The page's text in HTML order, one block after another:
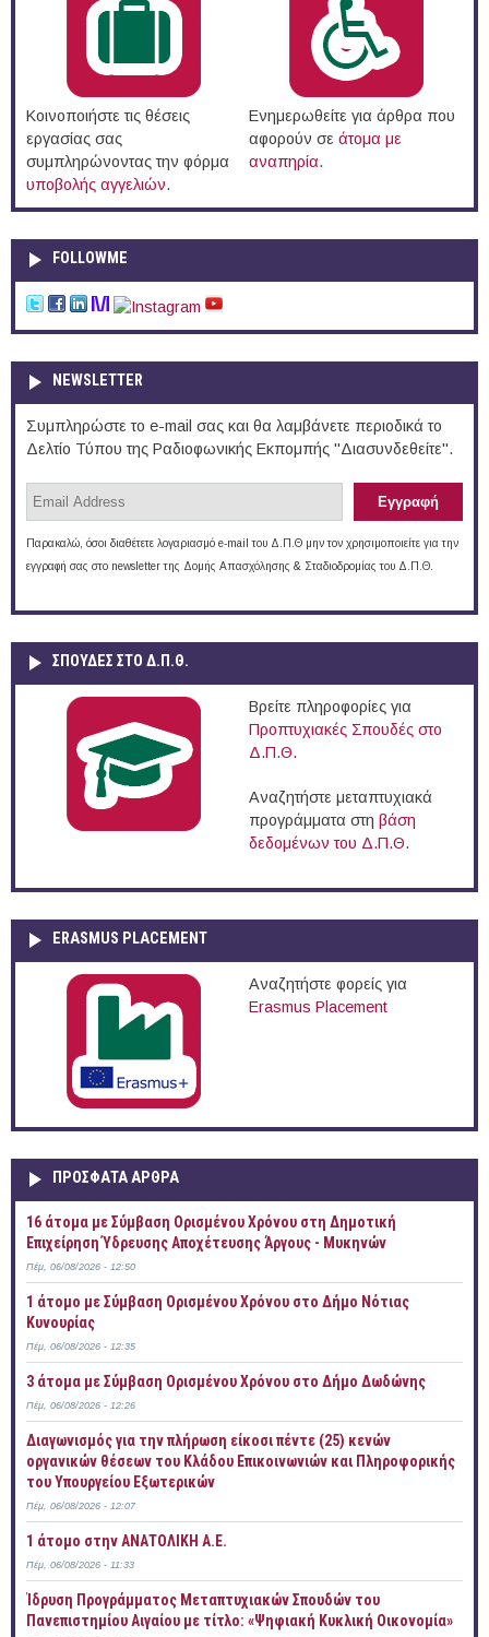
Κοινοποιήστε τις θέσεις
εργασίας σας
συμπληρώνοντας την φόρμα
υποβολής αγγελιών.
Ενημερωθείτε για άρθρα που
αφορούν σε άτομα με
αναπηρία.
FOLLOWME
NEWSLETTER
Συμπληρώστε το e-mail σας και θα λαμβάνετε περιοδικά το
Δελτίο Τύπου της Ραδιοφωνικής Εκπομπής "Διασυνδεθείτε".
Παρακαλώ, όσοι διαθέτετε λογαριασμό e-mail του Δ.Π.Θ μην τον χρησιμοποιείτε για την
εγγραφή σας στο newsletter της Δομής Απασχόλησης & Σταδιοδρομίας του Δ.Π.Θ.
ΣΠΟΥΔΈΣ ΣΤΟ Δ.Π.Θ.
Βρείτε πληροφορίες για
Προπτυχιακές Σπουδές στο
Δ.Π.Θ.
Αναζητήστε μεταπτυχιακά
προγράμματα στη βάση
δεδομένων του Δ.Π.Θ.
ERASMUS PLACEMENT
Αναζητήστε φορείς για
Erasmus Placement
ΠΡOΣΦΑΤΑ AΡΘΡΑ
16 άτομα με Σύμβαση Ορισμένου Χρόνου στη Δημοτική
Επιχείρηση Ύδρευσης Αποχέτευσης Άργους - Μυκηνών
Πέμ, 06/08/2026 - 12:50
1 άτομο με Σύμβαση Ορισμένου Χρόνου στο Δήμο Νότιας
Κυνουρίας
Πέμ, 06/08/2026 - 12:35
3 άτομα με Σύμβαση Ορισμένου Χρόνου στο Δήμο Δωδώνης
Πέμ, 06/08/2026 - 12:26
Διαγωνισμός για την πλήρωση είκοσι πέντε (25) κενών
οργανικών θέσεων του Κλάδου Επικοινωνιών και Πληροφορικής
του Υπουργείου Εξωτερικών
Πέμ, 06/08/2026 - 12:07
1 άτομο στην ΑΝΑΤΟΛΙΚΗ Α.Ε.
Πέμ, 06/08/2026 - 11:33
Ίδρυση Προγράμματος Μεταπτυχιακών Σπουδών του
Πανεπιστημίου Αιγαίου με τίτλο: «Ψηφιακή Κυκλική Οικονομία»